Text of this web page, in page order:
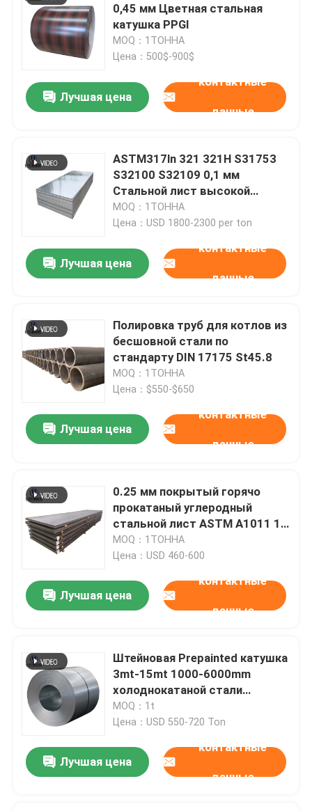
0,45 мм Цветная стальная
катушка PPGI
MOQ：1ТОННА
Цена：500$-900$
Лучшая цена
контактные
данные
ASTM317ln 321 321H S31753
S32100 S32109 0,1 мм
Стальной лист высокой
пластичности
MOQ：1ТОННА
Цена：USD 1800-2300 per ton
Лучшая цена
контактные
данные
Полировка труб для котлов из
бесшовной стали по
стандарту DIN 17175 St45.8
MOQ：1ТОННА
Цена：$550-$650
Лучшая цена
контактные
данные
0.25 мм покрытый горячо
прокатаный углеродный
стальной лист ASTM A1011 10
GA 1345 NOM
MOQ：1ТОННА
Цена：USD 460-600
Лучшая цена
контактные
данные
Штейновая Prepainted катушка
3mt-15mt 1000-6000mm
холоднокатаной стали
гальванизировала свернутую
катушку
MOQ：1t
Цена：USD 550-720 Ton
Лучшая цена
контактные
данные